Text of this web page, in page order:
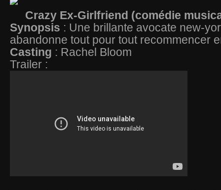
Crazy Ex-Girlfriend (comédie
Synopsis : Une brillante avocate new-
abandonne tout pour tout recommencer
Casting : Rachel Bloom
Trailer :